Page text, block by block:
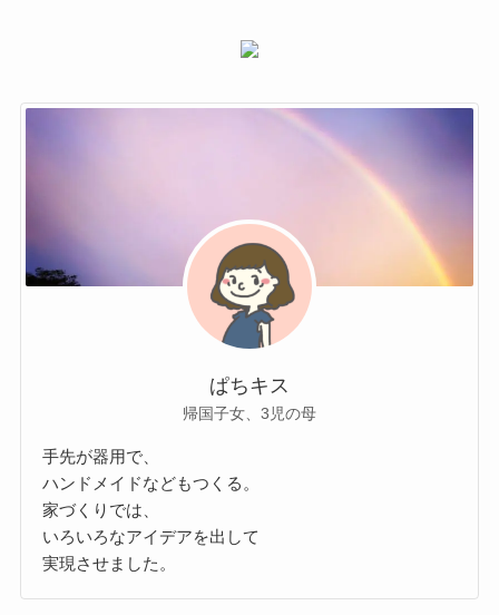
ぱちキス
帰国子女、3児の母
手先が器用で、
ハンドメイドなどもつくる。
家づくりでは、
いろいろなアイデアを出して
実現させました。